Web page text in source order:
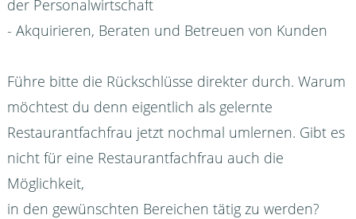
der Personalwirtschaft
- Akquirieren, Beraten und Betreuen von Kunden
Führe bitte die Rückschlüsse direkter durch. Warum
möchtest du denn eigentlich als gelernte
Restaurantfachfrau jetzt nochmal umlernen. Gibt es
nicht für eine Restaurantfachfrau auch die
Möglichkeit,
in den gewünschten Bereichen tätig zu werden?